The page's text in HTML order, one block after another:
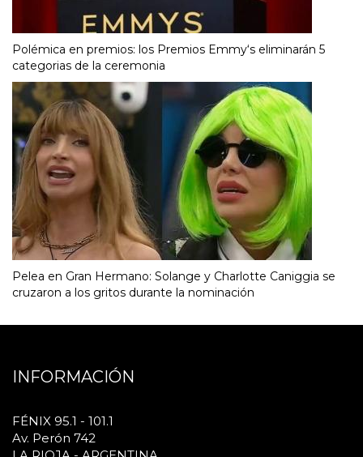
Polémica en premios: los Premios Emmy‘s eliminarán 5
categorias de la ceremonia
Pelea en Gran Hermano: Solange y Charlotte Caniggia se
cruzaron a los gritos durante la nominación
INFORMACIÓN
FÉNIX 95.1 - 101.1
Av. Perón 742